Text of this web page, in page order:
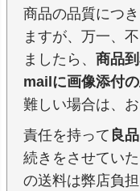
商品の品質につ
ますが、万一、
ましたら、 商品
mailに画像添付
難しい場合は、
責任を持って 良
続きをさせてい
の送料は弊店負